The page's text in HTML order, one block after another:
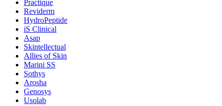
Practique
Reviderm
HydroPeptide
iS Clinical
Asap
Skintellectual
Allies of Skin
Marini SS
Sothys
Arosha
Genosys
Usolab